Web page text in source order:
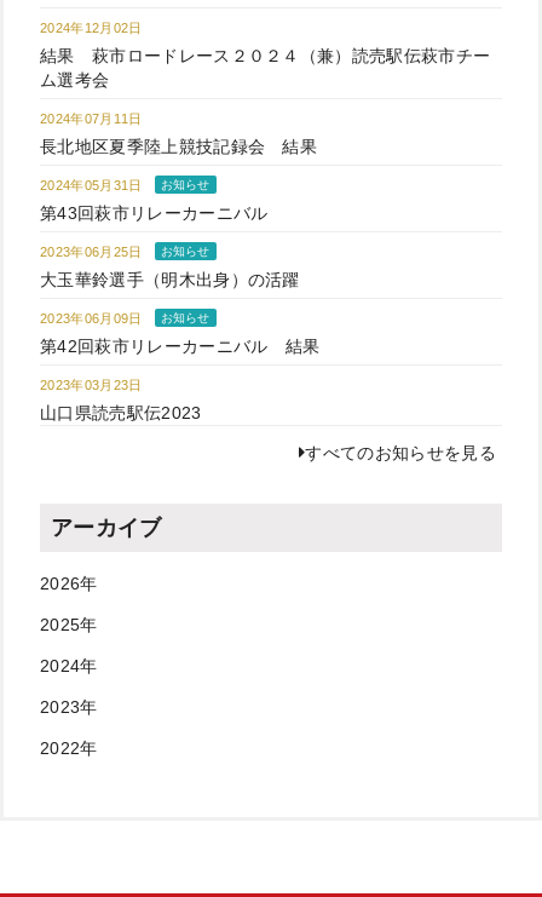
2024年12月02日
結果 萩市ロードレース２０２４（兼）読売駅伝萩市チー
ム選考会
2024年07月11日
長北地区夏季陸上競技記録会 結果
2024年05月31日 お知らせ
第43回萩市リレーカーニバル
2023年06月25日 お知らせ
大玉華鈴選手（明木出身）の活躍
2023年06月09日 お知らせ
第42回萩市リレーカーニバル 結果
2023年03月23日
山口県読売駅伝2023
すべてのお知らせを見る
アーカイブ
2026年
2025年
2024年
2023年
2022年